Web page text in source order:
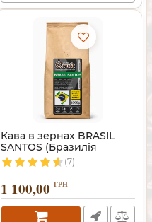
Кава в зернах BRASIL
SANTOS (Бразилія
Сантос)
(7)
1 100,00 ГРН